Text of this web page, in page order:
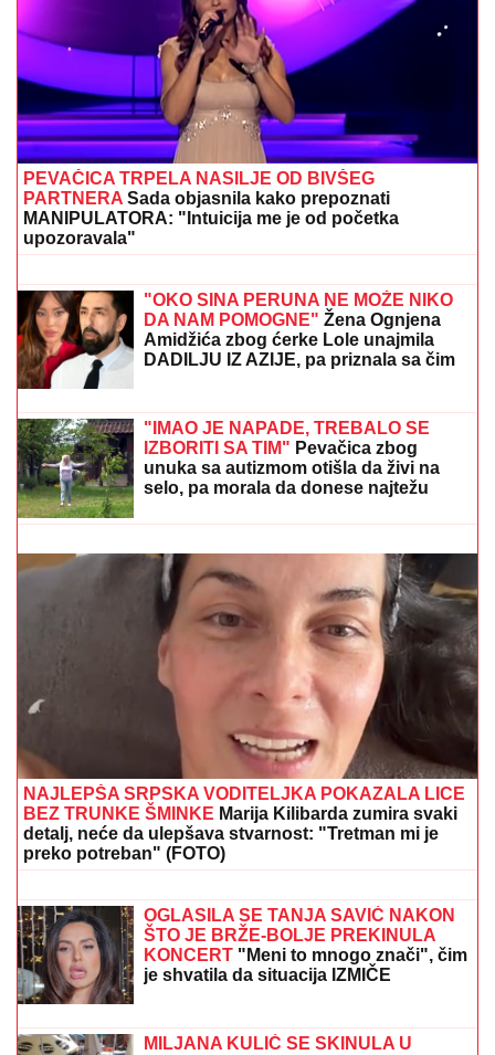
PEVAČICA TRPELA NASILJE OD BIVŠEG
PARTNERA Sada objasnila kako prepoznati
MANIPULATORA: "Intuicija me je od početka
upozoravala"
našao zamenu za Rodrija i to u
redovima velikog rivala!
Amidžića zbog ćerke Lole unajmila
DADILJU IZ AZIJE, pa priznala sa čim
se suočavaju u domu! (FOTO)
(PAPARACO) MIODRAG RADONJIĆ SE SKROZ
OPUSTIO NA BAZENU
Pijucka alkohol, telefonira iz
vode, a društvo mu pravi KOLEGA (VIDEO)
"IMAO JE NAPADE, TREBALO SE
IZBORITI SA TIM"Pevačica zbog
unuka sa autizmom otišla da živi na
selo, pa morala da donese najtežu
odluku: "Postao je agresivan"
BOL SVIH SRBA:Karan o godišnjici
ustaškog masakra u Prebilovcima
1941.